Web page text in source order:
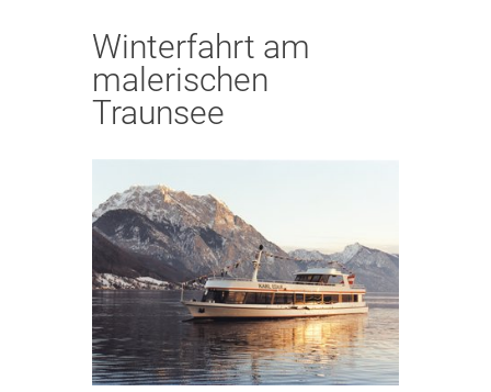
Winterfahrt am
malerischen
Traunsee